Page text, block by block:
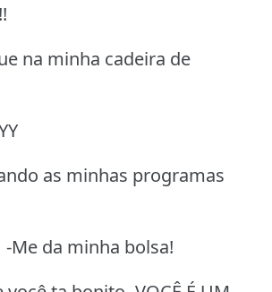
na minha cadeira de
as minhas programas
-Me da minha bolsa!